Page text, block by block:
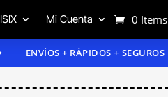
Mi Cuenta 0 Items
+ RÁPIDOS + SEGUROS